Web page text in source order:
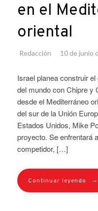
en el
oriental
Redacción 10 de junio
Israel planea construir
del mundo con Chipre y
desde el Mediterráneo
del sur de la Unión
Estados Unidos, Mike
proyecto. Se enfrentará
competidor, […]
Continuar leyendo →